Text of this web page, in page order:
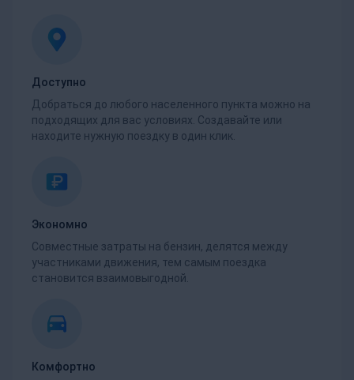
Доступно
Добраться до любого населенного пункта можно на
подходящих для вас условиях. Создавайте или
находите нужную поездку в один клик.
Экономно
Совместные затраты на бензин, делятся между
участниками движения, тем самым поездка
становится взаимовыгодной.
Комфортно